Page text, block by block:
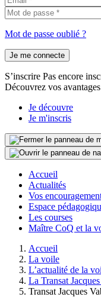
Mot de passe oublié ?
Je me connecte
S’inscrire Pas encore
Découvrez vos avantages
Je découvre
Je m'inscris
Accueil
Actualités
Vos
Espace
Les courses
Maître CoQ et la
Accueil
La voile
L’actualité de la
La Transat
Transat Jacques